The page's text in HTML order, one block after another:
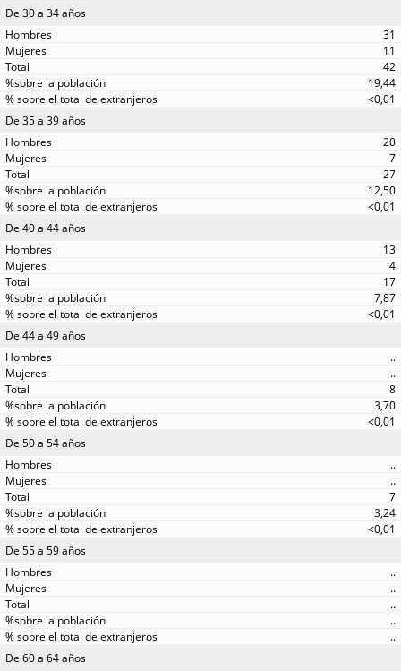
De 30 a 34 años
31
11
42
19,44
<0,01
De 35 a 39 años
20
7
27
12,50
<0,01
De 40 a 44 años
13
4
17
7,87
<0,01
De 44 a 49 años
..
..
8
3,70
<0,01
De 50 a 54 años
..
..
7
3,24
<0,01
De 55 a 59 años
..
..
..
..
..
De 60 a 64 años